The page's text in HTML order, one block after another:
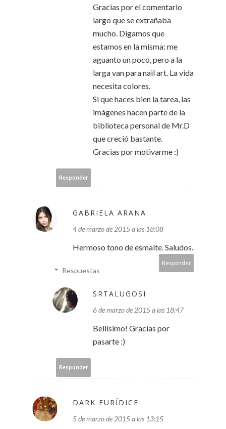
Gracias por el comentario
largo que se extrañaba
mucho. Digamos que
estamos en la misma: me
aguanto un poco, pero a la
larga van para nail art. La vida
necesita colores.
Si que haces bien la tarea, las
imágenes hacen parte de la
biblioteca personal de Mr.D
que creció bastante.
Gracias por motivarme :)
Responder
GABRIELA ARANA
4 de marzo de 2015 a las 18:08
Hermoso tono de esmalte. Saludos.
Responder
Respuestas
SRTALUGOSI
6 de marzo de 2015 a las 18:47
Bellísimo! Gracias por
pasarte :)
Responder
DARK EURÍDICE
5 de marzo de 2015 a las 13:15